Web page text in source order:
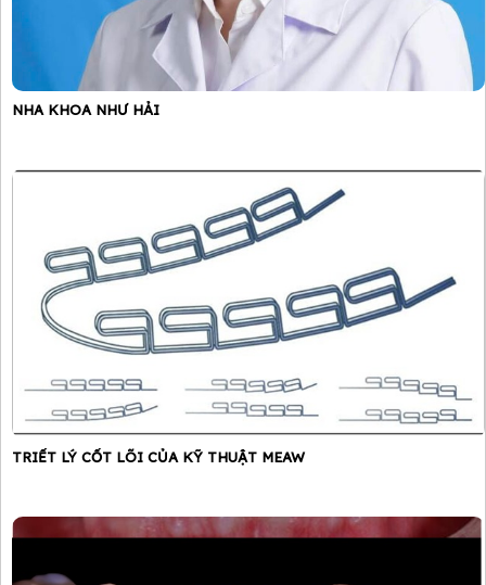
NHA KHOA NHƯ HẢI
TRIẾT LÝ CỐT LÕI CỦA KỸ THUẬT MEAW